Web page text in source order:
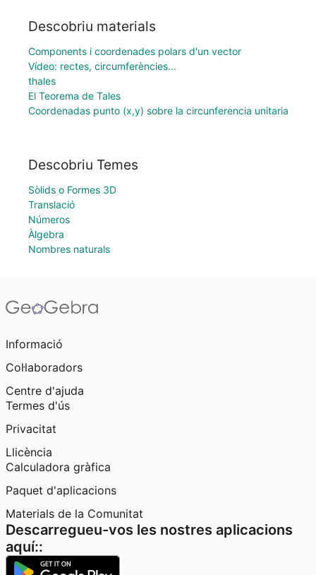
Descobriu materials
Components i coordenades polars d'un vector
Vídeo: rectes, circumferències...
thales
El Teorema de Tales
Coordenadas punto (x,y) sobre la circunferencia unitaria
Descobriu Temes
Sòlids o Formes 3D
Translació
Números
Àlgebra
Nombres naturals
Informació
Col·laboradors
Centre d'ajuda
Termes d'ús
Privacitat
Llicència
Calculadora gràfica
Paquet d'aplicacions
Materials de la Comunitat
Descarregueu-vos les nostres aplicacions
aquí::